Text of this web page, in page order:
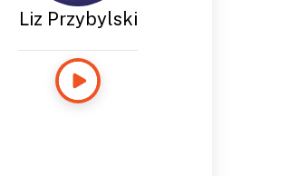
Liz Przybylski